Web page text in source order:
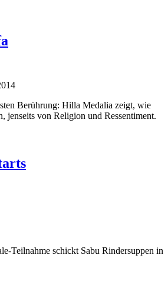
Berührung: Hilla Medalia zeigt, wie
jenseits von Religion und Ressentiment.
Teilnahme schickt Sabu Rindersuppen in